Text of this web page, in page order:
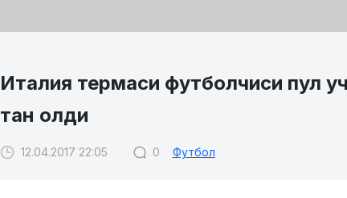
Италия термаси футболчиси пул
тан олди
12.04.2017 22:05 0 Футбол